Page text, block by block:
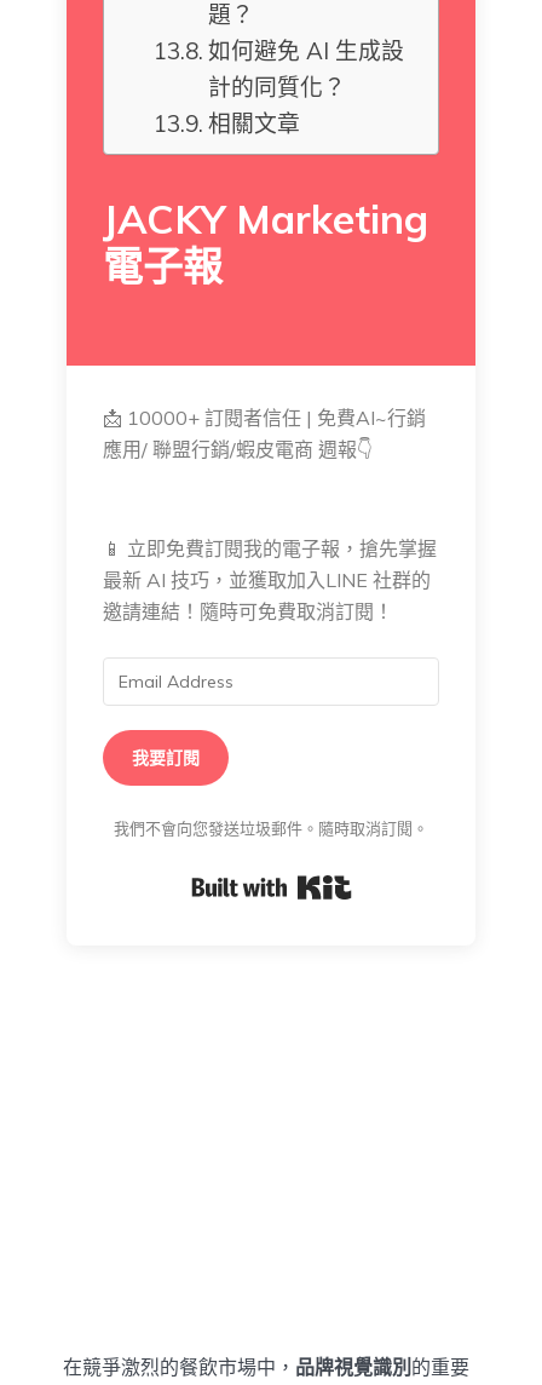
題？
如何避免 AI 生成設
計的同質化？
相關文章
JACKY Marketing
電子報
📩 10000+ 訂閱者信任 | 免費AI~行銷
應用/ 聯盟行銷/蝦皮電商 週報👇
📱 立即免費訂閱我的電子報，搶先掌握
最新 AI 技巧，並獲取加入LINE 社群的
邀請連結！隨時可免費取消訂閱！
我要訂閱
我們不會向您發送垃圾郵件。隨時取消訂閱。
在競爭激烈的餐飲市場中， 品牌視覺識別 的重要